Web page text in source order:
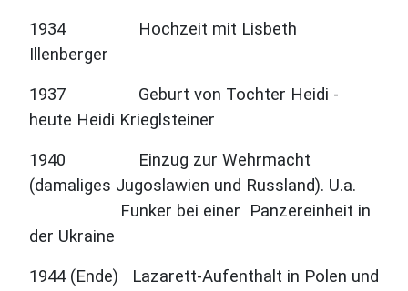
1934 Hochzeit mit Lisbeth
Illenberger
1937 Geburt von Tochter Heidi -
heute Heidi Krieglsteiner
1940 Einzug zur Wehrmacht
(damaliges Jugoslawien und Russland). U.a.
Funker bei einer Panzereinheit in
der Ukraine
1944 (Ende) Lazarett-Aufenthalt in Polen und